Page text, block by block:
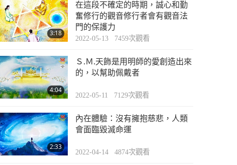
3:18
在這段不確定的時期，誠心和勤
奮修行的觀音修行者會有觀音法
門的保護力
2022-05-13 7459次觀看
4:04
Ｓ.Ｍ.天飾是用明師的愛創造出來
的，以幫助佩戴者
2022-05-11 7129次觀看
2:33
內在體驗：沒有擁抱慈悲，人類
會面臨毀滅命運
2022-04-14 4874次觀看